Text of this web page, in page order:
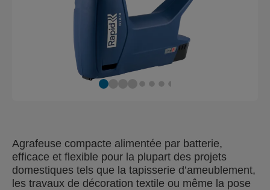
Agrafeuse compacte alimentée par batterie,
efficace et flexible pour la plupart des projets
domestiques tels que la tapisserie d’ameublement,
les travaux de décoration textile ou même la pose